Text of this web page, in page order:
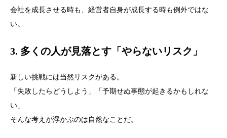
会社を成長させる時も、経営者自身が成長する時も例外ではな
い。
3. 多くの人が見落とす「やらないリスク」
新しい挑戦には当然リスクがある。
「失敗したらどうしよう」「予期せぬ事態が起きるかもしれな
い」
そんな考えが浮かぶのは自然なことだ。